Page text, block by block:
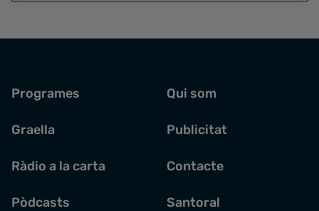
Programes
Graella
Ràdio a la carta
Pòdcasts
Qui som
Publicitat
Contacte
Santoral